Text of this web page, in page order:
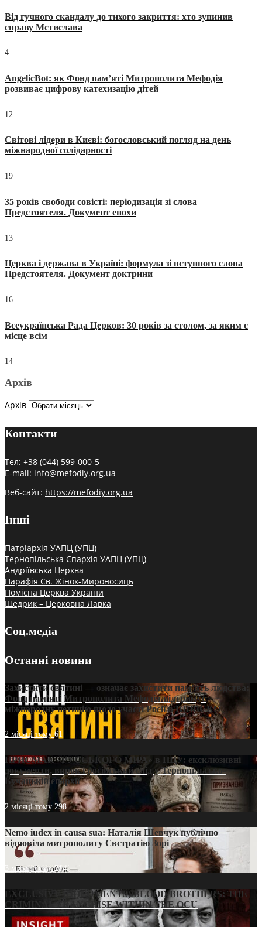
Від гучного скандалу до тихого закриття: хто зупинив
справу Мстислава
4
AngelicBot: як Фонд пам’яті Митрополита Мефодія
розвиває цифрову катехизацію дітей
12
Світові лідери в Києві: богословський погляд на день
міжнародної солідарності
19
35 років свободи совісті: періодизація зі слова
Предстоятеля. Документ епохи
13
Церква і держава в Україні: формула зі вступного слова
Предстоятеля. Документ доктрини
16
Всеукраїнська Рада Церков: 30 років за столом, за яким є
місце всім
14
Архів
Архів
Контакти
Тел: +38 (044) 599-000-5
E-mail: info@mefodiy.org.ua
Веб-сайт: https://mefodiy.org.ua
Інші
Патріархія УАПЦ (УПЦ)
Тернопільська Єпархія УАПЦ (УПЦ)
Андріївська Церква
Парафія Св. Жінок-Мироносиць
Помісна Церква України
Щедрик – Церковна Лавка
Соц.медіа
Останні новини
Захистити святині — означає захистити пам’ять людства:
Фонд пам’яті Митрополита Мефодія підтримує
міжнародну петицію щодо участі Росії в ЮНЕСКО
2 місяці тому61
ПРИСМАК «РУССЬКОГО МІРА» в ПЦУ: ексклюзивні
документи, вирок і російський слід у Тернопільсько-
Бучацькій єпархії
2 місяці тому 298
Nemo iudex in causa sua: Наталія Шевчук публічно
відповіла митрополиту Євстратію Зорі
3 місяці тому214
EXCLUSIVE (DOCUMENTS)/BLOOD BROTHERS: THE
CRIMINAL FRANCHISE WITHIN THE OCU